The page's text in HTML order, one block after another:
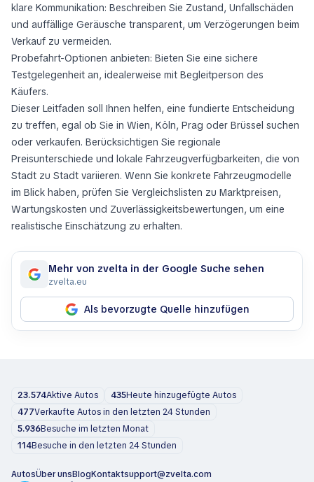
klare Kommunikation: Beschreiben Sie Zustand, Unfallschäden
und auffällige Geräusche transparent, um Verzögerungen beim
Verkauf zu vermeiden.
Probefahrt-Optionen anbieten: Bieten Sie eine sichere
Testgelegenheit an, idealerweise mit Begleitperson des
Käufers.
Dieser Leitfaden soll Ihnen helfen, eine fundierte Entscheidung
zu treffen, egal ob Sie in Wien, Köln, Prag oder Brüssel suchen
oder verkaufen. Berücksichtigen Sie regionale
Preisunterschiede und lokale Fahrzeugverfügbarkeiten, die von
Stadt zu Stadt variieren. Wenn Sie konkrete Fahrzeugmodelle
im Blick haben, prüfen Sie Vergleichslisten zu Marktpreisen,
Wartungskosten und Zuverlässigkeitsbewertungen, um eine
realistische Einschätzung zu erhalten.
Mehr von zvelta in der Google Suche sehen
zvelta.eu
Als bevorzugte Quelle hinzufügen
23.574Aktive Autos 435Heute hinzugefügte Autos
477Verkaufte Autos in den letzten 24 Stunden
5.936Besuche im letzten Monat
114Besuche in den letzten 24 Stunden
AutosÜber unsBlogKontaktsupport@zvelta.com